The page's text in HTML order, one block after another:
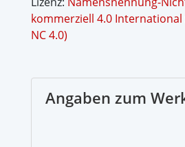
kommerziell 4.0 International
NC 4.0)
Angaben zum